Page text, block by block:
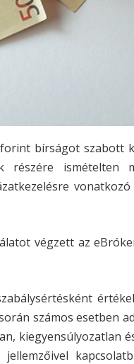
bírságot szabott
ismételten
végzett az
számos esetben
kiegyensúlyozatlan